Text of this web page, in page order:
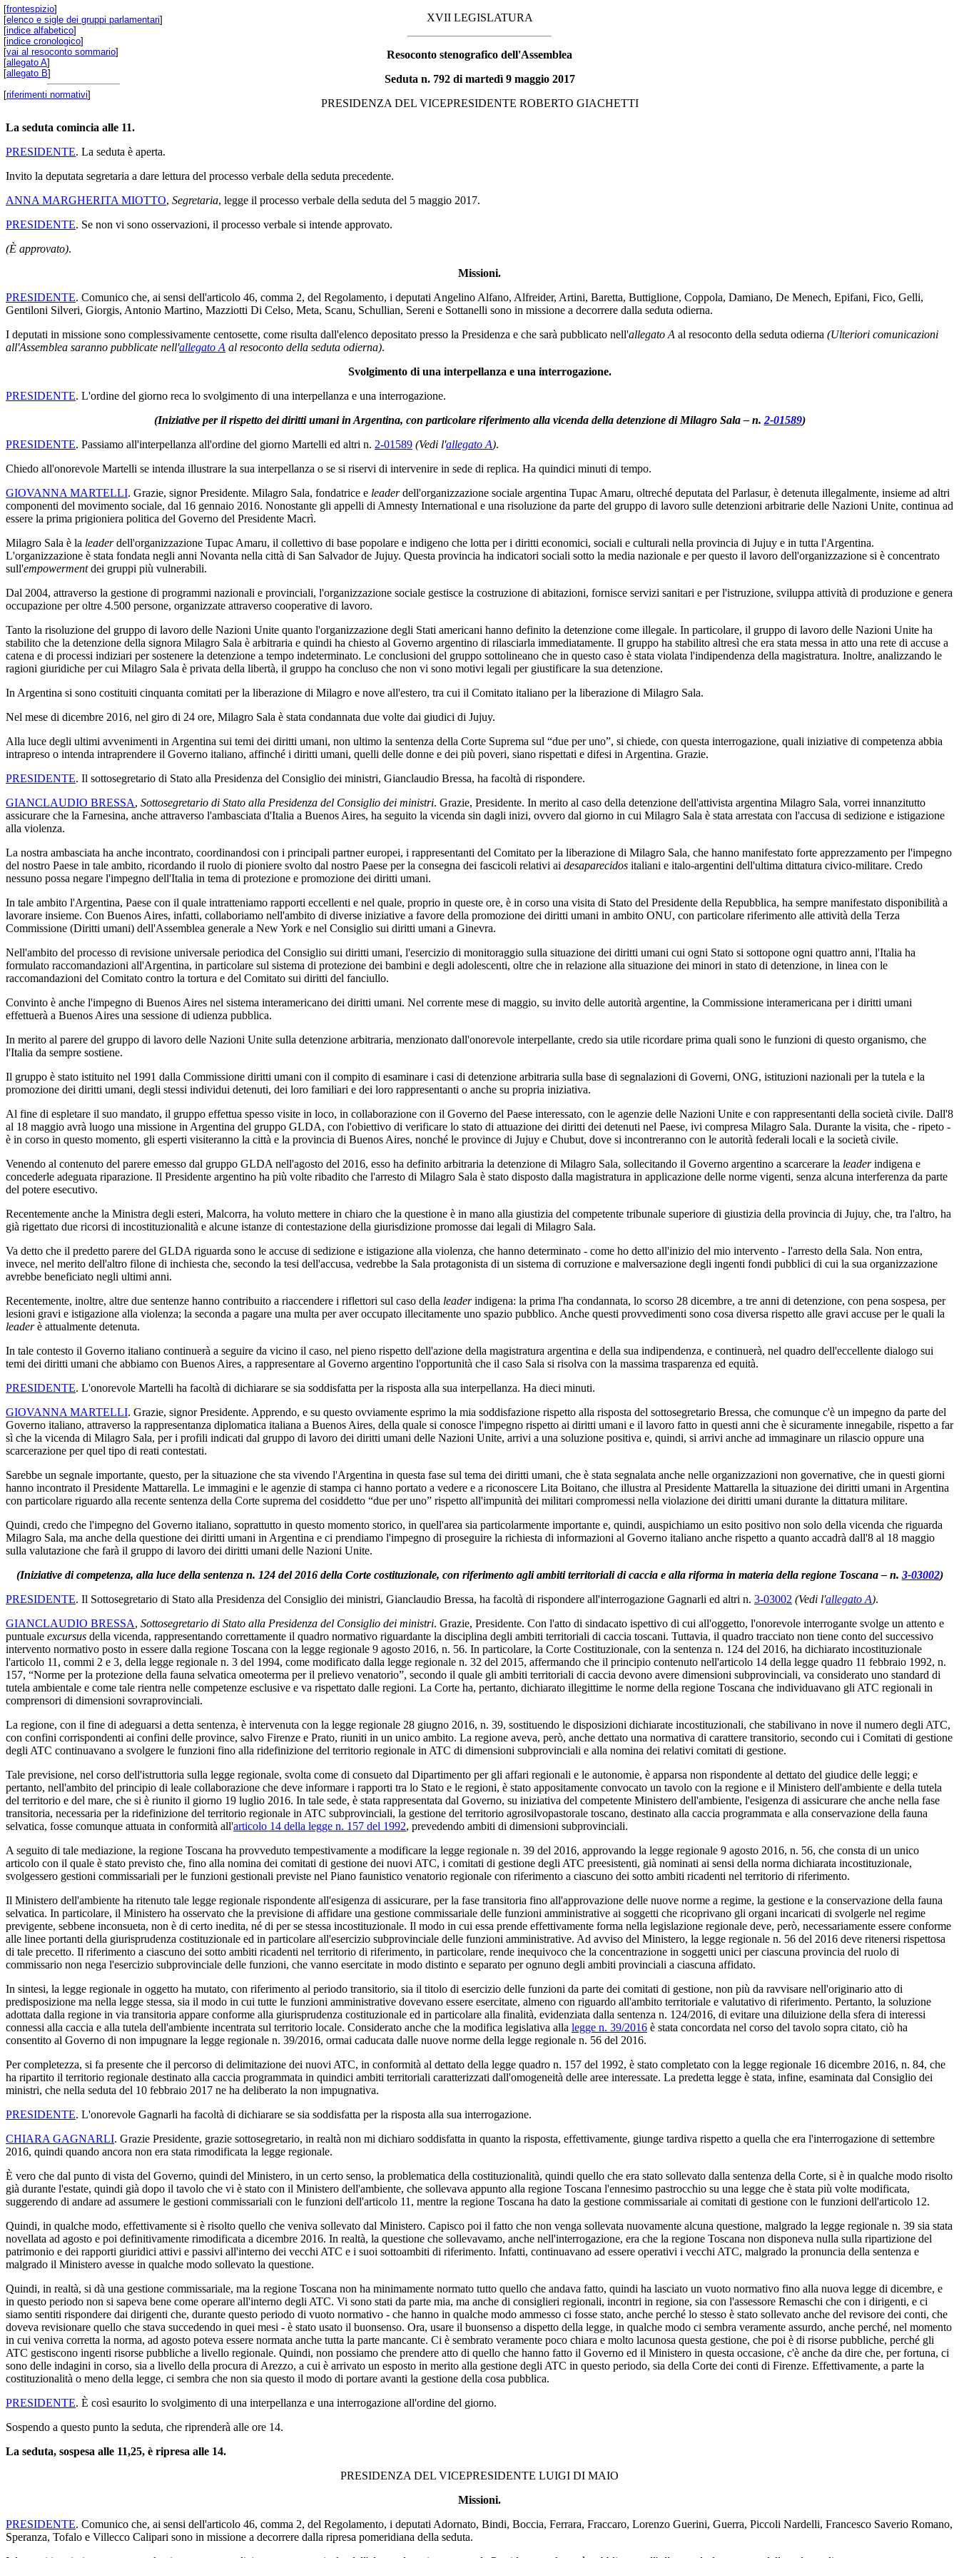
XVII LEGISLATURA
Resoconto stenografico dell'Assemblea
Seduta n. 792 di martedì 9 maggio 2017
[frontespizio]
[elenco e sigle dei gruppi parlamentari]
[indice alfabetico]
[indice cronologico]
[vai al resoconto sommario]
[allegato A]
[allegato B]
[riferimenti normativi]
PRESIDENZA DEL VICEPRESIDENTE ROBERTO GIACHETTI
La seduta comincia alle 11.
PRESIDENTE. La seduta è aperta.
Invito la deputata segretaria a dare lettura del processo verbale della seduta precedente.
ANNA MARGHERITA MIOTTO, Segretaria, legge il processo verbale della seduta del 5 maggio 2017.
PRESIDENTE. Se non vi sono osservazioni, il processo verbale si intende approvato.
(È approvato).
Missioni.
PRESIDENTE. Comunico che, ai sensi dell'articolo 46, comma 2, del Regolamento, i deputati Angelino Alfano, Alfreider, Artini, Baretta, Buttiglione, Coppola, Damiano, De Menech, Epifani, Fico, Gelli,
Gentiloni Silveri, Giorgis, Antonio Martino, Mazziotti Di Celso, Meta, Scanu, Schullian, Sereni e Sottanelli sono in missione a decorrere dalla seduta odierna.
I deputati in missione sono complessivamente centosette, come risulta dall'elenco depositato presso la Presidenza e che sarà pubblicato nell'allegato A al resoconto della seduta odierna (Ulteriori comunicazioni
all'Assemblea saranno pubblicate nell'allegato A al resoconto della seduta odierna).
Svolgimento di una interpellanza e una interrogazione.
PRESIDENTE. L'ordine del giorno reca lo svolgimento di una interpellanza e una interrogazione.
(Iniziative per il rispetto dei diritti umani in Argentina, con particolare riferimento alla vicenda della detenzione di Milagro Sala – n. 2-01589)
PRESIDENTE. Passiamo all'interpellanza all'ordine del giorno Martelli ed altri n. 2-01589 (Vedi l'allegato A).
Chiedo all'onorevole Martelli se intenda illustrare la sua interpellanza o se si riservi di intervenire in sede di replica. Ha quindici minuti di tempo.
GIOVANNA MARTELLI. Grazie, signor Presidente. Milagro Sala, fondatrice e leaderdell'organizzazione sociale argentina Tupac Amaru, oltreché deputata del Parlasur, è detenuta illegalmente, insieme ad altri
componenti del movimento sociale, dal 16 gennaio 2016. Nonostante gli appelli di Amnesty International e una risoluzione da parte del gruppo di lavoro sulle detenzioni arbitrarie delle Nazioni Unite, continua ad
essere la prima prigioniera politica del Governo del Presidente Macrì.
Milagro Sala è la leaderdell'organizzazione Tupac Amaru, il collettivo di base popolare e indigeno che lotta per i diritti economici, sociali e culturali nella provincia di Jujuy e in tutta l'Argentina.
L'organizzazione è stata fondata negli anni Novanta nella città di San Salvador de Jujuy. Questa provincia ha indicatori sociali sotto la media nazionale e per questo il lavoro dell'organizzazione si è concentrato
sull'empowermentdei gruppi più vulnerabili.
Dal 2004, attraverso la gestione di programmi nazionali e provinciali, l'organizzazione sociale gestisce la costruzione di abitazioni, fornisce servizi sanitari e per l'istruzione, sviluppa attività di produzione e genera
occupazione per oltre 4.500 persone, organizzate attraverso cooperative di lavoro.
Tanto la risoluzione del gruppo di lavoro delle Nazioni Unite quanto l'organizzazione degli Stati americani hanno definito la detenzione come illegale. In particolare, il gruppo di lavoro delle Nazioni Unite ha
stabilito che la detenzione della signora Milagro Sala è arbitraria e quindi ha chiesto al Governo argentino di rilasciarla immediatamente. Il gruppo ha stabilito altresì che era stata messa in atto una rete di accuse a
catena e di processi indiziari per sostenere la detenzione a tempo indeterminato. Le conclusioni del gruppo sottolineano che in questo caso è stata violata l'indipendenza della magistratura. Inoltre, analizzando le
ragioni giuridiche per cui Milagro Sala è privata della libertà, il gruppo ha concluso che non vi sono motivi legali per giustificare la sua detenzione.
In Argentina si sono costituiti cinquanta comitati per la liberazione di Milagro e nove all'estero, tra cui il Comitato italiano per la liberazione di Milagro Sala.
Nel mese di dicembre 2016, nel giro di 24 ore, Milagro Sala è stata condannata due volte dai giudici di Jujuy.
Alla luce degli ultimi avvenimenti in Argentina sui temi dei diritti umani, non ultimo la sentenza della Corte Suprema sul “due per uno”, si chiede, con questa interrogazione, quali iniziative di competenza abbia
intrapreso o intenda intraprendere il Governo italiano, affinché i diritti umani, quelli delle donne e dei più poveri, siano rispettati e difesi in Argentina. Grazie.
PRESIDENTE. Il sottosegretario di Stato alla Presidenza del Consiglio dei ministri, Gianclaudio Bressa, ha facoltà di rispondere.
GIANCLAUDIO BRESSA, Sottosegretario di Stato alla Presidenza del Consiglio dei ministri. Grazie, Presidente. In merito al caso della detenzione dell'attivista argentina Milagro Sala, vorrei innanzitutto
assicurare che la Farnesina, anche attraverso l'ambasciata d'Italia a Buenos Aires, ha seguito la vicenda sin dagli inizi, ovvero dal giorno in cui Milagro Sala è stata arrestata con l'accusa di sedizione e istigazione
alla violenza.
La nostra ambasciata ha anche incontrato, coordinandosi con i principali partner europei, i rappresentanti del Comitato per la liberazione di Milagro Sala, che hanno manifestato forte apprezzamento per l'impegno
del nostro Paese in tale ambito, ricordando il ruolo di pioniere svolto dal nostro Paese per la consegna dei fascicoli relativi ai desaparecidos italiani e italo-argentini dell'ultima dittatura civico-militare. Credo
nessuno possa negare l'impegno dell'Italia in tema di protezione e promozione dei diritti umani.
In tale ambito l'Argentina, Paese con il quale intratteniamo rapporti eccellenti e nel quale, proprio in queste ore, è in corso una visita di Stato del Presidente della Repubblica, ha sempre manifestato disponibilità a
lavorare insieme. Con Buenos Aires, infatti, collaboriamo nell'ambito di diverse iniziative a favore della promozione dei diritti umani in ambito ONU, con particolare riferimento alle attività della Terza
Commissione (Diritti umani) dell'Assemblea generale a New York e nel Consiglio sui diritti umani a Ginevra.
Nell'ambito del processo di revisione universale periodica del Consiglio sui diritti umani, l'esercizio di monitoraggio sulla situazione dei diritti umani cui ogni Stato si sottopone ogni quattro anni, l'Italia ha
formulato raccomandazioni all'Argentina, in particolare sul sistema di protezione dei bambini e degli adolescenti, oltre che in relazione alla situazione dei minori in stato di detenzione, in linea con le
raccomandazioni del Comitato contro la tortura e del Comitato sui diritti del fanciullo.
Convinto è anche l'impegno di Buenos Aires nel sistema interamericano dei diritti umani. Nel corrente mese di maggio, su invito delle autorità argentine, la Commissione interamericana per i diritti umani
effettuerà a Buenos Aires una sessione di udienza pubblica.
In merito al parere del gruppo di lavoro delle Nazioni Unite sulla detenzione arbitraria, menzionato dall'onorevole interpellante, credo sia utile ricordare prima quali sono le funzioni di questo organismo, che
l'Italia da sempre sostiene.
Il gruppo è stato istituito nel 1991 dalla Commissione diritti umani con il compito di esaminare i casi di detenzione arbitraria sulla base di segnalazioni di Governi, ONG, istituzioni nazionali per la tutela e la
promozione dei diritti umani, degli stessi individui detenuti, dei loro familiari e dei loro rappresentanti o anche su propria iniziativa.
Al fine di espletare il suo mandato, il gruppo effettua spesso visite in loco, in collaborazione con il Governo del Paese interessato, con le agenzie delle Nazioni Unite e con rappresentanti della società civile. Dall'8
al 18 maggio avrà luogo una missione in Argentina del gruppo GLDA, con l'obiettivo di verificare lo stato di attuazione dei diritti dei detenuti nel Paese, ivi compresa Milagro Sala. Durante la visita, che - ripeto -
è in corso in questo momento, gli esperti visiteranno la città e la provincia di Buenos Aires, nonché le province di Jujuy e Chubut, dove si incontreranno con le autorità federali locali e la società civile.
Venendo al contenuto del parere emesso dal gruppo GLDA nell'agosto del 2016, esso ha definito arbitraria la detenzione di Milagro Sala, sollecitando il Governo argentino a scarcerare la leaderindigena e
concederle adeguata riparazione. Il Presidente argentino ha più volte ribadito che l'arresto di Milagro Sala è stato disposto dalla magistratura in applicazione delle norme vigenti, senza alcuna interferenza da parte
del potere esecutivo.
Recentemente anche la Ministra degli esteri, Malcorra, ha voluto mettere in chiaro che la questione è in mano alla giustizia del competente tribunale superiore di giustizia della provincia di Jujuy, che, tra l'altro, ha
già rigettato due ricorsi di incostituzionalità e alcune istanze di contestazione della giurisdizione promosse dai legali di Milagro Sala.
Va detto che il predetto parere del GLDA riguarda sono le accuse di sedizione e istigazione alla violenza, che hanno determinato - come ho detto all'inizio del mio intervento - l'arresto della Sala. Non entra,
invece, nel merito dell'altro filone di inchiesta che, secondo la tesi dell'accusa, vedrebbe la Sala protagonista di un sistema di corruzione e malversazione degli ingenti fondi pubblici di cui la sua organizzazione
avrebbe beneficiato negli ultimi anni.
Recentemente, inoltre, altre due sentenze hanno contribuito a riaccendere i riflettori sul caso della leaderindigena: la prima l'ha condannata, lo scorso 28 dicembre, a tre anni di detenzione, con pena sospesa, per
lesioni gravi e istigazione alla violenza; la seconda a pagare una multa per aver occupato illecitamente uno spazio pubblico. Anche questi provvedimenti sono cosa diversa rispetto alle gravi accuse per le quali la
leaderè attualmente detenuta.
In tale contesto il Governo italiano continuerà a seguire da vicino il caso, nel pieno rispetto dell'azione della magistratura argentina e della sua indipendenza, e continuerà, nel quadro dell'eccellente dialogo sui
temi dei diritti umani che abbiamo con Buenos Aires, a rappresentare al Governo argentino l'opportunità che il caso Sala si risolva con la massima trasparenza ed equità.
PRESIDENTE. L'onorevole Martelli ha facoltà di dichiarare se sia soddisfatta per la risposta alla sua interpellanza. Ha dieci minuti.
GIOVANNA MARTELLI. Grazie, signor Presidente. Apprendo, e su questo ovviamente esprimo la mia soddisfazione rispetto alla risposta del sottosegretario Bressa, che comunque c'è un impegno da parte del
Governo italiano, attraverso la rappresentanza diplomatica italiana a Buenos Aires, della quale si conosce l'impegno rispetto ai diritti umani e il lavoro fatto in questi anni che è sicuramente innegabile, rispetto a far
sì che la vicenda di Milagro Sala, per i profili indicati dal gruppo di lavoro dei diritti umani delle Nazioni Unite, arrivi a una soluzione positiva e, quindi, si arrivi anche ad immaginare un rilascio oppure una
scarcerazione per quel tipo di reati contestati.
Sarebbe un segnale importante, questo, per la situazione che sta vivendo l'Argentina in questa fase sul tema dei diritti umani, che è stata segnalata anche nelle organizzazioni non governative, che in questi giorni
hanno incontrato il Presidente Mattarella. Le immagini e le agenzie di stampa ci hanno portato a vedere e a riconoscere Lita Boitano, che illustra al Presidente Mattarella la situazione dei diritti umani in Argentina
con particolare riguardo alla recente sentenza della Corte suprema del cosiddetto “due per uno” rispetto all'impunità dei militari compromessi nella violazione dei diritti umani durante la dittatura militare.
Quindi, credo che l'impegno del Governo italiano, soprattutto in questo momento storico, in quell'area sia particolarmente importante e, quindi, auspichiamo un esito positivo non solo della vicenda che riguarda
Milagro Sala, ma anche della questione dei diritti umani in Argentina e ci prendiamo l'impegno di proseguire la richiesta di informazioni al Governo italiano anche rispetto a quanto accadrà dall'8 al 18 maggio
sulla valutazione che farà il gruppo di lavoro dei diritti umani delle Nazioni Unite.
(Iniziative di competenza, alla luce della sentenza n. 124 del 2016 della Corte costituzionale, con riferimento agli ambiti territoriali di caccia e alla riforma in materia della regione Toscana – n. 3-03002)
PRESIDENTE. Il Sottosegretario di Stato alla Presidenza del Consiglio dei ministri, Gianclaudio Bressa, ha facoltà di rispondere all'interrogazione Gagnarli ed altri n. 3-03002 (Vedi l'allegato A).
GIANCLAUDIO BRESSA, Sottosegretario di Stato alla Presidenza del Consiglio dei ministri. Grazie, Presidente. Con l'atto di sindacato ispettivo di cui all'oggetto, l'onorevole interrogante svolge un attento e
puntuale excursus della vicenda, rappresentando correttamente il quadro normativo riguardante la disciplina degli ambiti territoriali di caccia toscani. Tuttavia, il quadro tracciato non tiene conto del successivo
intervento normativo posto in essere dalla regione Toscana con la legge regionale 9 agosto 2016, n. 56. In particolare, la Corte Costituzionale, con la sentenza n. 124 del 2016, ha dichiarato incostituzionale
l'articolo 11, commi 2 e 3, della legge regionale n. 3 del 1994, come modificato dalla legge regionale n. 32 del 2015, affermando che il principio contenuto nell'articolo 14 della legge quadro 11 febbraio 1992, n.
157, “Norme per la protezione della fauna selvatica omeoterma per il prelievo venatorio”, secondo il quale gli ambiti territoriali di caccia devono avere dimensioni subprovinciali, va considerato uno standard di
tutela ambientale e come tale rientra nelle competenze esclusive e va rispettato dalle regioni. La Corte ha, pertanto, dichiarato illegittime le norme della regione Toscana che individuavano gli ATC regionali in
comprensori di dimensioni sovraprovinciali.
La regione, con il fine di adeguarsi a detta sentenza, è intervenuta con la legge regionale 28 giugno 2016, n. 39, sostituendo le disposizioni dichiarate incostituzionali, che stabilivano in nove il numero degli ATC,
con confini corrispondenti ai confini delle province, salvo Firenze e Prato, riuniti in un unico ambito. La regione aveva, però, anche dettato una normativa di carattere transitorio, secondo cui i Comitati di gestione
degli ATC continuavano a svolgere le funzioni fino alla ridefinizione del territorio regionale in ATC di dimensioni subprovinciali e alla nomina dei relativi comitati di gestione.
Tale previsione, nel corso dell'istruttoria sulla legge regionale, svolta come di consueto dal Dipartimento per gli affari regionali e le autonomie, è apparsa non rispondente al dettato del giudice delle leggi; e
pertanto, nell'ambito del principio di leale collaborazione che deve informare i rapporti tra lo Stato e le regioni, è stato appositamente convocato un tavolo con la regione e il Ministero dell'ambiente e della tutela
del territorio e del mare, che si è riunito il giorno 19 luglio 2016. In tale sede, è stata rappresentata dal Governo, su iniziativa del competente Ministero dell'ambiente, l'esigenza di assicurare che anche nella fase
transitoria, necessaria per la ridefinizione del territorio regionale in ATC subprovinciali, la gestione del territorio agrosilvopastorale toscano, destinato alla caccia programmata e alla conservazione della fauna
selvatica, fosse comunque attuata in conformità all'articolo 14 della legge n. 157 del 1992, prevedendo ambiti di dimensioni subprovinciali.
A seguito di tale mediazione, la regione Toscana ha provveduto tempestivamente a modificare la legge regionale n. 39 del 2016, approvando la legge regionale 9 agosto 2016, n. 56, che consta di un unico
articolo con il quale è stato previsto che, fino alla nomina dei comitati di gestione dei nuovi ATC, i comitati di gestione degli ATC preesistenti, già nominati ai sensi della norma dichiarata incostituzionale,
svolgessero gestioni commissariali per le funzioni gestionali previste nel Piano faunistico venatorio regionale con riferimento a ciascuno dei sotto ambiti ricadenti nel territorio di riferimento.
Il Ministero dell'ambiente ha ritenuto tale legge regionale rispondente all'esigenza di assicurare, per la fase transitoria fino all'approvazione delle nuove norme a regime, la gestione e la conservazione della fauna
selvatica. In particolare, il Ministero ha osservato che la previsione di affidare una gestione commissariale delle funzioni amministrative ai soggetti che ricoprivano gli organi incaricati di svolgerle nel regime
previgente, sebbene inconsueta, non è di certo inedita, né di per se stessa incostituzionale. Il modo in cui essa prende effettivamente forma nella legislazione regionale deve, però, necessariamente essere conforme
alle linee portanti della giurisprudenza costituzionale ed in particolare all'esercizio subprovinciale delle funzioni amministrative. Ad avviso del Ministero, la legge regionale n. 56 del 2016 deve ritenersi rispettosa
di tale precetto. Il riferimento a ciascuno dei sotto ambiti ricadenti nel territorio di riferimento, in particolare, rende inequivoco che la concentrazione in soggetti unici per ciascuna provincia del ruolo di
commissario non nega l'esercizio subprovinciale delle funzioni, che vanno esercitate in modo distinto e separato per ognuno degli ambiti provinciali a ciascuna affidato.
In sintesi, la legge regionale in oggetto ha mutato, con riferimento al periodo transitorio, sia il titolo di esercizio delle funzioni da parte dei comitati di gestione, non più da ravvisare nell'originario atto di
predisposizione ma nella legge stessa, sia il modo in cui tutte le funzioni amministrative dovevano essere esercitate, almeno con riguardo all'ambito territoriale e valutativo di riferimento. Pertanto, la soluzione
adottata dalla regione in via transitoria appare conforme alla giurisprudenza costituzionale ed in particolare alla finalità, evidenziata dalla sentenza n. 124/2016, di evitare una diluizione della sfera di interessi
connessi alla caccia e alla tutela dell'ambiente incentrata sul territorio locale. Considerato anche che la modifica legislativa alla legge n. 39/2016 è stata concordata nel corso del tavolo sopra citato, ciò ha
consentito al Governo di non impugnare la legge regionale n. 39/2016, ormai caducata dalle nuove norme della legge regionale n. 56 del 2016.
Per completezza, si fa presente che il percorso di delimitazione dei nuovi ATC, in conformità al dettato della legge quadro n. 157 del 1992, è stato completato con la legge regionale 16 dicembre 2016, n. 84, che
ha ripartito il territorio regionale destinato alla caccia programmata in quindici ambiti territoriali caratterizzati dall'omogeneità delle aree interessate. La predetta legge è stata, infine, esaminata dal Consiglio dei
ministri, che nella seduta del 10 febbraio 2017 ne ha deliberato la non impugnativa.
PRESIDENTE. L'onorevole Gagnarli ha facoltà di dichiarare se sia soddisfatta per la risposta alla sua interrogazione.
CHIARA GAGNARLI. Grazie Presidente, grazie sottosegretario, in realtà non mi dichiaro soddisfatta in quanto la risposta, effettivamente, giunge tardiva rispetto a quella che era l'interrogazione di settembre
2016, quindi quando ancora non era stata rimodificata la legge regionale.
È vero che dal punto di vista del Governo, quindi del Ministero, in un certo senso, la problematica della costituzionalità, quindi quello che era stato sollevato dalla sentenza della Corte, si è in qualche modo risolto
già durante l'estate, quindi già dopo il tavolo che vi è stato con il Ministero dell'ambiente, che sollevava appunto alla regione Toscana l'ennesimo pastrocchio su una legge che è stata più volte modificata,
suggerendo di andare ad assumere le gestioni commissariali con le funzioni dell'articolo 11, mentre la regione Toscana ha dato la gestione commissariale ai comitati di gestione con le funzioni dell'articolo 12.
Quindi, in qualche modo, effettivamente si è risolto quello che veniva sollevato dal Ministero. Capisco poi il fatto che non venga sollevata nuovamente alcuna questione, malgrado la legge regionale n. 39 sia stata
novellata ad agosto e poi definitivamente rimodificata a dicembre 2016. In realtà, la questione che sollevavamo, anche nell'interrogazione, era che la regione Toscana non disponeva nulla sulla ripartizione del
patrimonio e dei rapporti giuridici attivi e passivi all'interno dei vecchi ATC e i suoi sottoambiti di riferimento. Infatti, continuavano ad essere operativi i vecchi ATC, malgrado la pronuncia della sentenza e
malgrado il Ministero avesse in qualche modo sollevato la questione.
Quindi, in realtà, si dà una gestione commissariale, ma la regione Toscana non ha minimamente normato tutto quello che andava fatto, quindi ha lasciato un vuoto normativo fino alla nuova legge di dicembre, e
in questo periodo non si sapeva bene come operare all'interno degli ATC. Vi sono stati da parte mia, ma anche di consiglieri regionali, incontri in regione, sia con l'assessore Remaschi che con i dirigenti, e ci
siamo sentiti rispondere dai dirigenti che, durante questo periodo di vuoto normativo - che hanno in qualche modo ammesso ci fosse stato, anche perché lo stesso è stato sollevato anche del revisore dei conti, che
doveva revisionare quello che stava succedendo in quei mesi - è stato usato il buonsenso. Ora, usare il buonsenso a dispetto della legge, in qualche modo ci sembra veramente assurdo, anche perché, nel momento
in cui veniva corretta la norma, ad agosto poteva essere normata anche tutta la parte mancante. Ci è sembrato veramente poco chiara e molto lacunosa questa gestione, che poi è di risorse pubbliche, perché gli
ATC gestiscono ingenti risorse pubbliche a livello regionale. Quindi, non possiamo che prendere atto di quello che hanno fatto il Governo ed il Ministero in questa occasione, c'è anche da dire che, per fortuna, ci
sono delle indagini in corso, sia a livello della procura di Arezzo, a cui è arrivato un esposto in merito alla gestione degli ATC in questo periodo, sia della Corte dei conti di Firenze. Effettivamente, a parte la
costituzionalità o meno della legge, ci sembra che non sia questo il modo di portare avanti la gestione della cosa pubblica.
PRESIDENTE. È così esaurito lo svolgimento di una interpellanza e una interrogazione all'ordine del giorno.
Sospendo a questo punto la seduta, che riprenderà alle ore 14.
La seduta, sospesa alle 11,25, è ripresa alle 14.
PRESIDENZA DEL VICEPRESIDENTE LUIGI DI MAIO
Missioni.
PRESIDENTE. Comunico che, ai sensi dell'articolo 46, comma 2, del Regolamento, i deputati Adornato, Bindi, Boccia, Ferrara, Fraccaro, Lorenzo Guerini, Guerra, Piccoli Nardelli, Francesco Saverio Romano,
Speranza, Tofalo e Villecco Calipari sono in missione a decorrere dalla ripresa pomeridiana della seduta.